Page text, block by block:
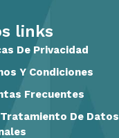
links
De Privacidad
Y Condiciones
Frecuentes
Tratamiento De Datos